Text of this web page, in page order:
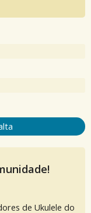
de Ukulele do